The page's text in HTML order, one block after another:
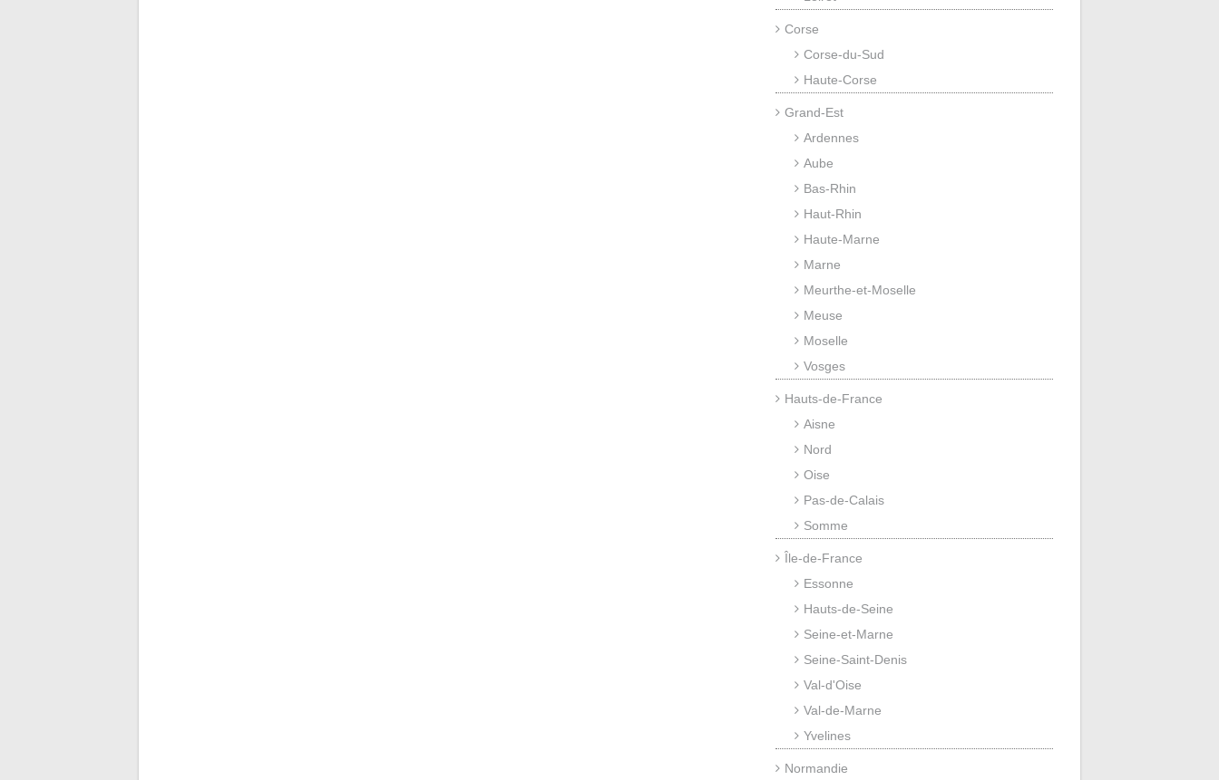
Corse
Corse-du-Sud
Haute-Corse
Grand-Est
Ardennes
Aube
Bas-Rhin
Haut-Rhin
Haute-Marne
Marne
Meurthe-et-Moselle
Meuse
Moselle
Vosges
Hauts-de-France
Aisne
Nord
Oise
Pas-de-Calais
Somme
Île-de-France
Essonne
Hauts-de-Seine
Seine-et-Marne
Seine-Saint-Denis
Val-d'Oise
Val-de-Marne
Yvelines
Normandie